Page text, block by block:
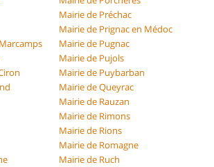
Mairie de Préchac
Mairie de Prignac en Médoc
Mairie de Pugnac
Mairie de Pujols
Mairie de Puybarban
Mairie de Queyrac
Mairie de Rauzan
Mairie de Rimons
Mairie de Rions
Mairie de Romagne
Mairie de Ruch